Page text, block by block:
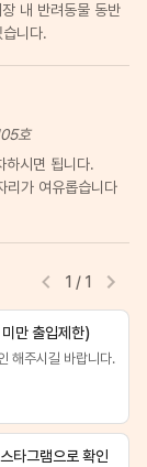
내 반려동물 동반
니다.
호
하시면 됩니다.
리가 여유롭습니다
1 / 1
만 출입제한)
해주시길 바랍니다.
타그램으로 확인